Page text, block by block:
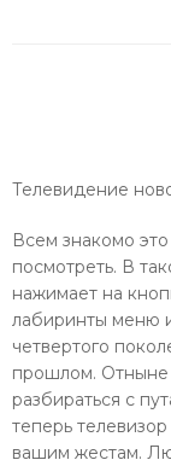
Телевидение
Всем знакомо
посмотреть. В
нажимает на
лабиринты меню
четвертого
прошлом. Отныне
разбираться с
теперь
вашим жестам.